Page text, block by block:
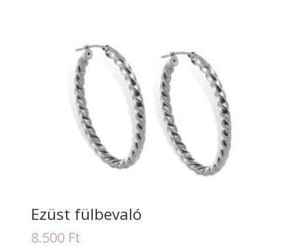
Ezüst fülbevaló
8.500 Ft